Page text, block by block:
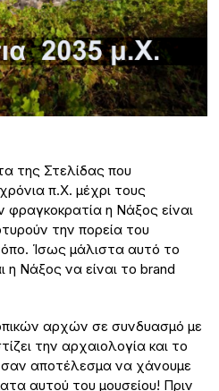
της Στελίδας που
π.Χ. μέχρι τους
φραγκοκρατία η Νάξος είναι
την πορεία του
Ίσως μάλιστα αυτό το
η Νάξος να είναι το brand
αρχών σε συνδυασμό με
την αρχαιολογία και το
σαν αποτέλεσμα να χάνουμε
αυτού του μουσείου! Πριν